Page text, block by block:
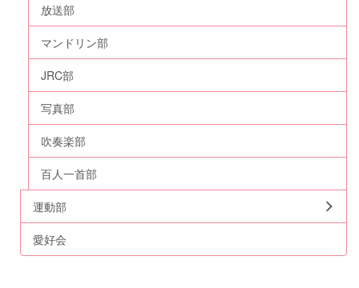
放送部
マンドリン部
JRC部
写真部
吹奏楽部
百人一首部
運動部
愛好会